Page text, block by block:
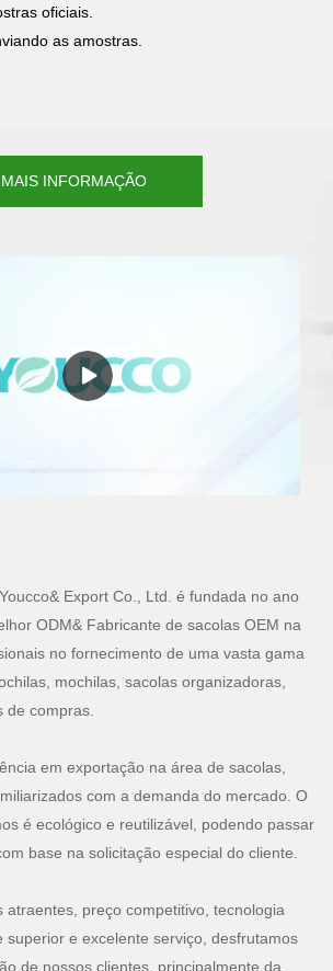
oficiais.
as amostras.
INFORMAÇÃO
Export Co., Ltd. é fundada no ano
ODM& Fabricante de sacolas OEM na
no fornecimento de uma vasta gama
mochilas, sacolas organizadoras,
de compras.
em exportação na área de sacolas,
com a demanda do mercado. O
é ecológico e reutilizável, podendo passar
base na solicitação especial do cliente.
atraentes, preço competitivo, tecnologia
superior e excelente serviço, desfrutamos
de nossos clientes, principalmente da